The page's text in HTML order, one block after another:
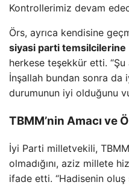
Kontrollerimiz devam
Örs, ayrıca kendisine
siyasi parti temsilcilerine
herkese teşekkür etti. “Şu
İnşallah bundan sonra da
durumunun iyi olduğunu
TBMM’nin Amacı ve
İyi Parti milletvekili,
olmadığını, aziz millete
ifade etti. “Hadisenin